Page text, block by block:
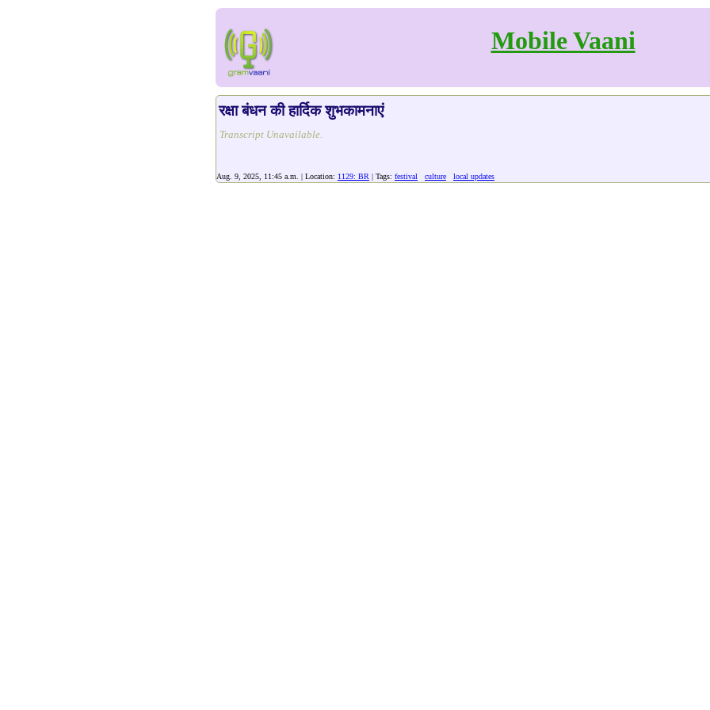
Mobile Vaani
रक्षा बंधन की हार्दिक शुभकामनाएं
Transcript Unavailable.
Aug. 9, 2025, 11:45 a.m. | Location: 1129: BR | Tags: festival culture local updates